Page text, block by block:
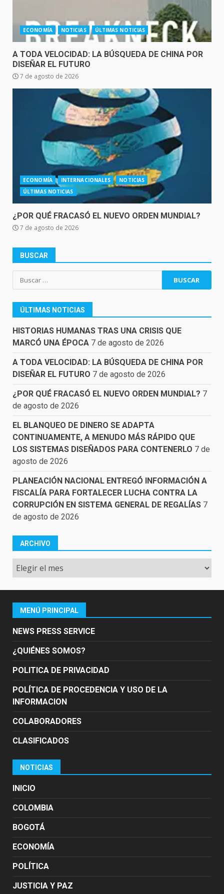
ECONOMÍA NOTICIAS ÚLTIMAS NOTICIAS
A TODA VELOCIDAD: LA BÚSQUEDA DE CHINA POR
DISEÑAR EL FUTURO
7 de agosto de 2026
ECONOMÍA INTERNACIONALES
NOTICIAS
ÚLTIMAS NOTICIAS
¿POR QUÉ FRACASÓ EL NUEVO ORDEN MUNDIAL?
7 de agosto de 2026
BUSCAR
Buscar:
ÚLTIMAS NOTICIAS
HISTORIAS HUMANAS TRAS UNA CRISIS QUE
MARCÓ UNA ÉPOCA 7 de agosto de 2026
A TODA VELOCIDAD: LA BÚSQUEDA DE CHINA POR
DISEÑAR EL FUTURO 7 de agosto de 2026
¿POR QUÉ FRACASÓ EL NUEVO ORDEN MUNDIAL? 7
de agosto de 2026
EL BLANQUEO DE DINERO SE ADAPTA
CONTINUAMENTE, A MENUDO MÁS RÁPIDO QUE
LOS SISTEMAS DISEÑADOS PARA CONTENERLO 7 de
agosto de 2026
PLANEACIÓN NACIONAL ENTREGÓ INFORMACIÓN A
FISCALÍA PARA FORTALECER LUCHA CONTRA LA
CORRUPCIÓN EN SISTEMA GENERAL DE REGALÍAS 7
de agosto de 2026
ARCHIVO
Archivo
MENÚ PRINCIPAL
NEWS PRESS SERVICE
¿QUIÉNES SOMOS?
POLITICA DE PRIVACIDAD
POLÍTICA DE PROCEDENCIA Y USO DE LA
INFORMACION
COLABORADORES
CLASIFICADOS
NOTICIAS
INICIO
COLOMBIA
BOGOTÁ
ECONOMÍA
POLÍTICA
JUSTICIA Y PAZ